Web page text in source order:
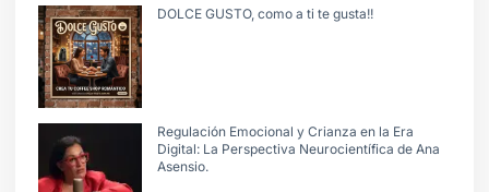
DOLCE GUSTO, como a ti te gusta!!
Regulación Emocional y Crianza en la Era
Digital: La Perspectiva Neurocientífica de Ana
Asensio.